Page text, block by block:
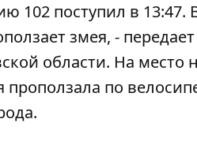
102 поступил в
змея, - передает
области. На место
проползала по